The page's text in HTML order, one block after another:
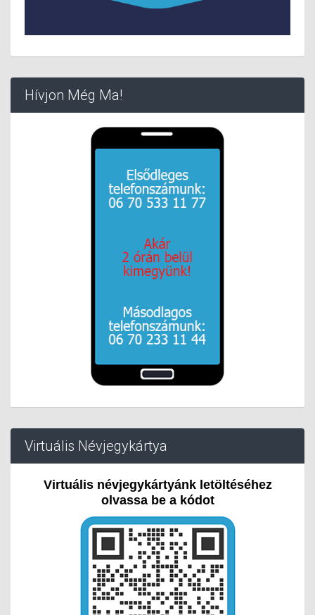
Hívjon Még Ma!
Virtuális Névjegykártya
Virtuális névjegykártyánk letöltéséhez
olvassa be a kódot